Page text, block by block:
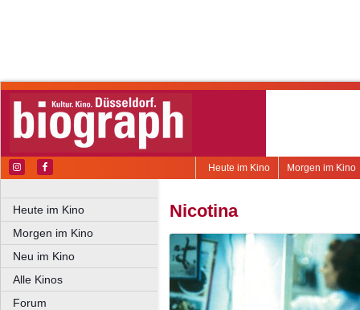
Morgen im Kino
Heute im Kino
Heute im Kino
Morgen im Kino
Neu im Kino
Alle Kinos
Forum
Nicotina